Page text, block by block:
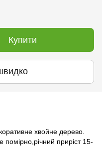
Купити
хвойне дерево.
приріст 15-